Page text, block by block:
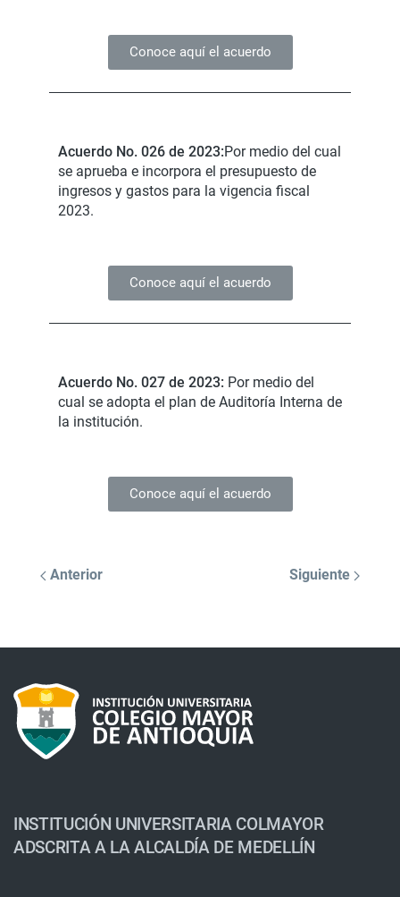
Conoce aquí el acuerdo
Acuerdo No. 026 de 2023:Por medio del cual
se aprueba e incorpora el presupuesto de
ingresos y gastos para la vigencia fiscal
2023.
Conoce aquí el acuerdo
Acuerdo No. 027 de 2023: Por medio del
cual se adopta el plan de Auditoría Interna de
la institución.
Conoce aquí el acuerdo
Anterior Siguiente
INSTITUCIÓN UNIVERSITARIA COLMAYOR
ADSCRITA A LA ALCALDÍA DE MEDELLÍN